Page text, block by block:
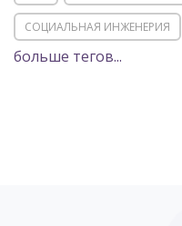
СОЦИАЛЬНАЯ ИНЖЕНЕРИЯ
POSITIVE TECHNOLOGIES
больше тегов...